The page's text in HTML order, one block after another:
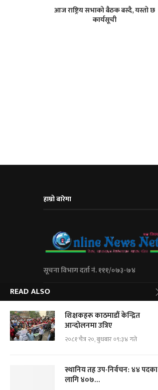
आज राष्ट्रिय सभाको बैठक बस्दै, यस्तो छ
कार्यसूची
हाम्रो बारेमा
सूचना विभाग दर्ता नं. १११/०७३-७४
City Express Media Pvt. Ltd
Kalanki-14 Kathmandu, Nepal
+977 01 5234623/ 9851046267
For Adv.: cityemedia@gmail.com
READ ALSO
शिक्षकहरू काठमाडौं केन्द्रित
आन्दोलनमा उत्रिए
२०८१ चैत्र २०, बुधबार ०९:३४ गते
स्थानिय तह उप-निर्वचन: ४४ पदका
लागि ४०७...